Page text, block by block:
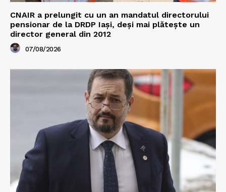
CNAIR a prelungit cu un an mandatul directorului
pensionar de la DRDP Iași, deși mai plătește un
director general din 2012
07/08/2026